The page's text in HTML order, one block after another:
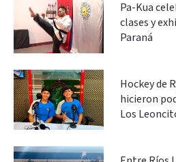
Pa-Kua
clases y
Paraná
Hockey de
hicieron
Los